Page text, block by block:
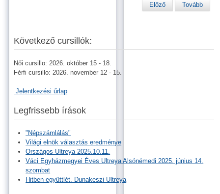
Előző Tovább
Következő cursillók:
Női cursillo: 2026. október 15 - 18.
Férfi cursillo: 2026. november 12 - 15.
Jelentkezési űrlap
Legfrissebb írások
"Népszámlálás"
Világi elnök választás eredménye
Országos Ultreya 2025.10.11.
Váci Egyházmegyei Éves Ultreya Alsónémedi 2025. június 14.
szombat
Hitben együttlét. Dunakeszi Ultreya